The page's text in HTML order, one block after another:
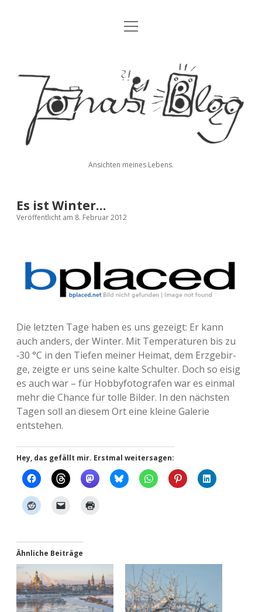
Blog
Kontakt
Impressum
Menü
Jonas'
Blog
Ansichten meines Lebens.
Es ist Winter…
Veröffentlicht am 8. Februar 2012
Die letz­ten Tage haben es uns gezeigt: Er kann
auch anders, der Winter. Mit Tem­pe­ra­tu­ren bis zu
‑30 °C in den Tiefen meiner Heimat, dem Erz­ge­bir­
ge, zeigte er uns seine kalte Schul­ter. Doch so eisig
es auch war – für Hob­by­fo­to­gra­fen war es einmal
mehr die Chance für tolle Bilder. In den nächs­ten
Tagen soll an diesem Ort eine kleine Gale­rie
entstehen.
Hey, das gefällt mir. Erstmal weitersagen:
Ähnliche Beiträge